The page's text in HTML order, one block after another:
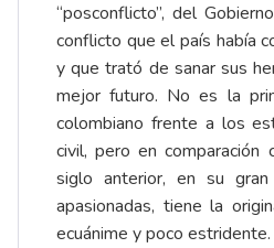
“posconflicto”, del
conflicto que el país había
y que trató de sanar sus
mejor futuro. No es la
colombiano frente a los
civil, pero en comparación
siglo anterior, en su
apasionadas, tiene la
ecuánime y poco estridente.